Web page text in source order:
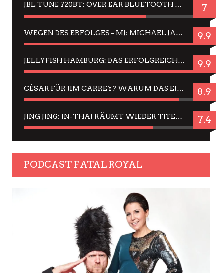
JBL TUNE 720BT: OVER EAR BLUETOOTH KOPFHÖRER UM DIE 50,-€ IM DAUER-TEST 7
WEGEN DES ERFOLGES – MJ: MICHAEL JACKSON MUSICAL IN EINER MATINEE SEHEN 9.9
JELLYFISH HAMBURG: DAS ERFOLGREICHE SOMMER-MENÜ 2025 IN GEFÜHLEN UND BILDERN 9.9
CÉSAR FÜR JIM CARREY? WARUM DAS EINER DER NERVIGSTEN ACTORS IST UND BLEIBT 8.9
JING JING: IN-THAI RÄUMT WIEDER TITEL AB – EIN ZWEI-STUNDEN-ERLEBNISBERICHT 7.4
PODCAST FATAL ROYAL